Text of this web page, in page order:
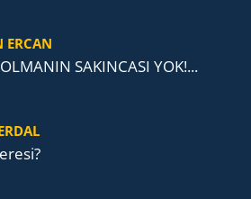
ERCAN
SAKINCASI YOK!...